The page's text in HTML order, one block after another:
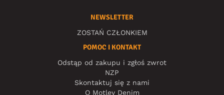
NEWSLETTER
ZOSTAŃ CZŁONKIEM
POMOC I KONTAKT
Odstąp od zakupu i zgłoś zwrot
NZP
Skontaktuj się z nami
O Motley Denim